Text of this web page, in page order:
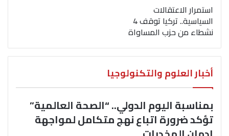
استمرار الاعتقالات
السياسية.. تركيا توقف 4
نشطاء من حزب المساواة
أخبار العلوم والتكنولوجيا
بمناسبة اليوم الدولي.. “الصحة العالمية”
تؤكد ضرورة اتباع نهج متكامل لمواجهة